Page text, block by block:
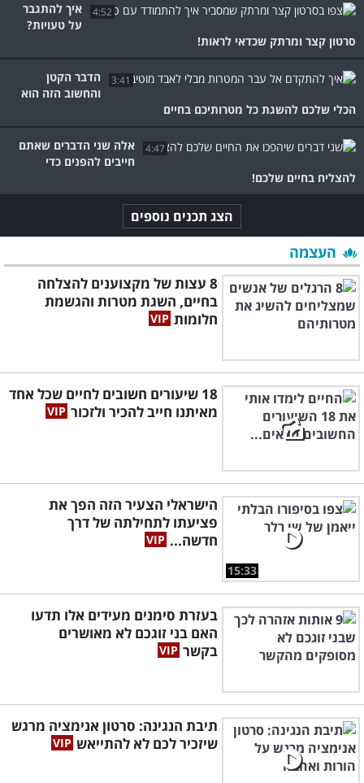
4:52
איך להתגבר
על טעויות?
סרטון קצר ומרתק שכדאי לראות!
3:41
הדבר הקטן
והחשוב הזה הוא
הכלי שלכם להשגת כל מטרותיכם בחיים
4:47
אלה שני הדברים שאתם
חייבים להפנים כדי
להצליח בחיים שלכם!
הצג תכנים נוספים
העצמה
8 עצות של מקצוענים להצלחה
בחיים, השגת מטרות והגשמת
חלומות
18 שיעורים חשובים לחיים שכל אחד
מאיתנו חייב להכיר ולזכור
15:33
הישראלי הצעיר הזה הפך את
פציעתו לתחילתה של דרך
חדשה...
בעזרת סימנים מעידים אלו תדעו
האם בני זוגכם לא מאושרים
בקשר
תיבת הנגינה: סרטון אנימציה מרגש
שיזכיר לכם לא להתייאש